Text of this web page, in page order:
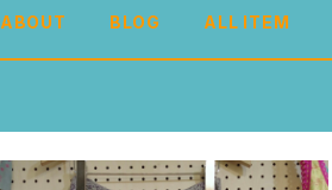
ABOUT BLOG ALL ITEM